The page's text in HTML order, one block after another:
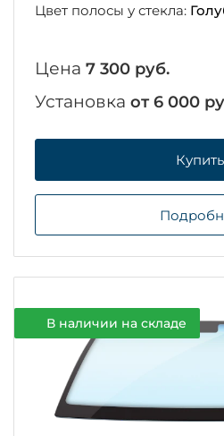
Цвет полосы у стекла:
Цена 7 300 руб.
Установка от 6 000
Купить
В наличии на складе